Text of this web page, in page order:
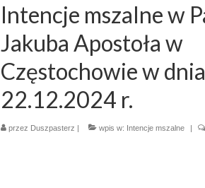
Intencje mszalne w
Jakuba Apostoła w
Częstochowie w
22.12.2024 r.
przez Duszpasterz wpis w: Intencje mszalne